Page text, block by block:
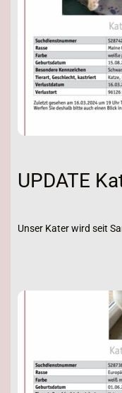
UPDATE
Unser Kater wird seit